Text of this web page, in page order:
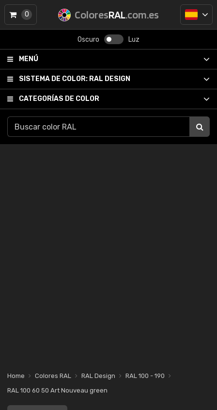
ColoresRAL.com.es
Oscuro Luz
MENÚ
SISTEMA DE COLOR: RAL DESIGN
CATEGORÍAS DE COLOR
0
Home Colores RAL RAL Design
RAL 100 - 190
RAL 100 60 50 Art Nouveau green